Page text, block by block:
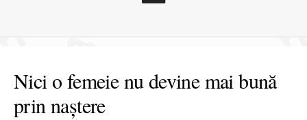
Stari afective
Zice Dunia
Nici o femeie nu devine mai bună
prin naștere